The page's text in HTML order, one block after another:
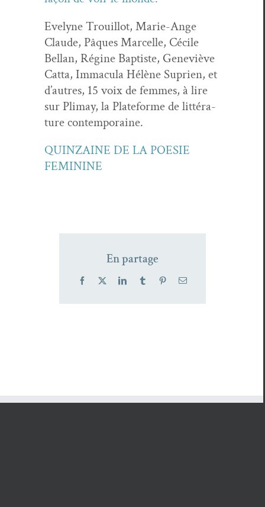
Eve­lyne Trouil­lot, Marie-Ange
Claude, Pâques Mar­celle, Cécile
Bel­lan, Régine Bap­tiste, Geneviève
Cat­ta, Immac­u­la Hélène Suprien, et
d’autres, 15 voix de femmes, à lire
sur Pli­may, la Plate­forme de lit­téra­
ture contemporaine.
QUINZAINE DE LA POESIE
FEMININE
En partage
Facebook LinkedInTumblr PinterestEmail